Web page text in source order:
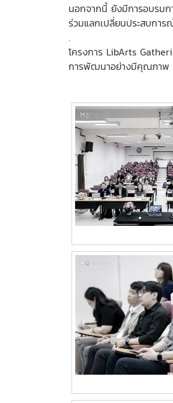
นอกจากนี้ ยังมีการอบรมก
ร่วมแลกเปลี่ยนประสบกา
.
โครงการ LibArts
การพัฒนาอย่างมีคุณภาพ